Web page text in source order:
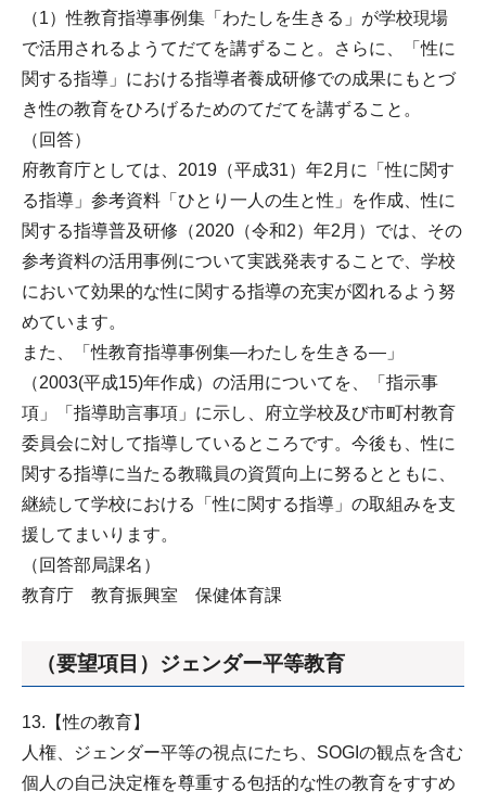
（1）性教育指導事例集「わたしを生きる」が学校現場
で活用されるようてだてを講ずること。さらに、「性に
関する指導」における指導者養成研修での成果にもとづ
き性の教育をひろげるためのてだてを講ずること。
（回答）
府教育庁としては、2019（平成31）年2月に「性に関す
る指導」参考資料「ひとり一人の生と性」を作成、性に
関する指導普及研修（2020（令和2）年2月）では、その
参考資料の活用事例について実践発表することで、学校
において効果的な性に関する指導の充実が図れるよう努
めています。
また、「性教育指導事例集―わたしを生きる―」
（2003(平成15)年作成）の活用についてを、「指示事
項」「指導助言事項」に示し、府立学校及び市町村教育
委員会に対して指導しているところです。今後も、性に
関する指導に当たる教職員の資質向上に努るとともに、
継続して学校における「性に関する指導」の取組みを支
援してまいります。
（回答部局課名）
教育庁 教育振興室 保健体育課
（要望項目）ジェンダー平等教育
13.【性の教育】
人権、ジェンダー平等の視点にたち、SOGIの観点を含む
個人の自己決定権を尊重する包括的な性の教育をすすめ